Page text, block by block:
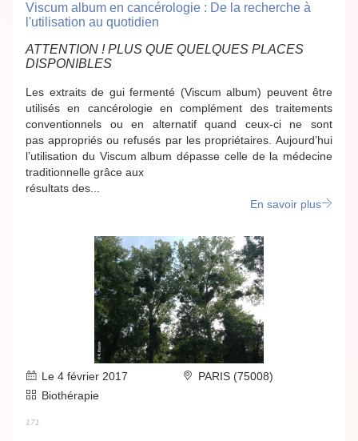
Viscum album en cancérologie : De la recherche à
l'utilisation au quotidien
ATTENTION ! PLUS QUE QUELQUES PLACES
DISPONIBLES
Les extraits de gui fermenté (Viscum album) peuvent être
utilisés en cancérologie en complément des traitements
conventionnels ou en alternatif quand ceux-ci ne sont
pas appropriés ou refusés par les propriétaires. Aujourd’hui
l’utilisation du Viscum album dépasse celle de la médecine
traditionnelle grâce aux
résultats des...
En savoir plus
Le 4 février 2017
PARIS (75008)
Biothérapie
171